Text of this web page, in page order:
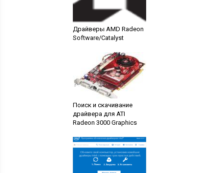
Драйверы AMD Radeon
Software/Catalyst
Поиск и скачивание
драйвера для ATI
Radeon 3000 Graphics